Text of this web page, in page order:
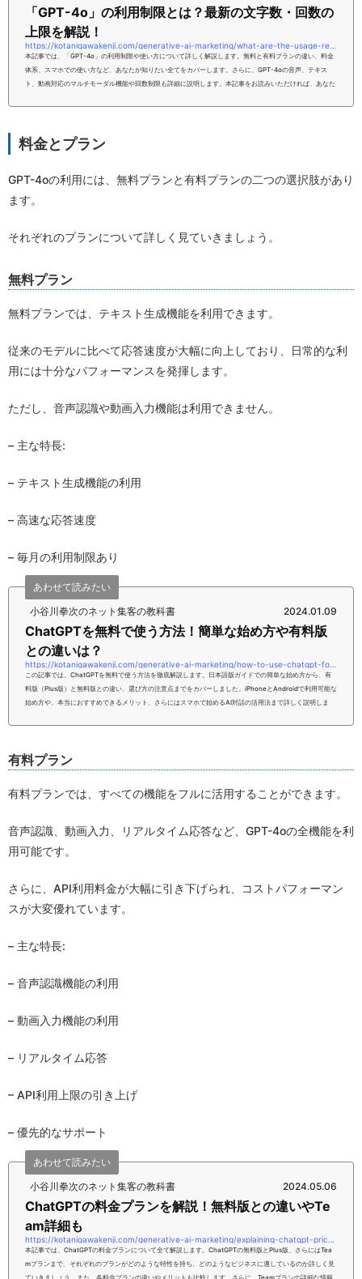
「GPT-4o」の利用制限とは？最新の文字数・回数の
上限を解説！
本記事では、「GPT-4o」の利用制限や使い方について詳しく解説します。無料と有料プランの違い、料金
体系、スマホでの使い方など、あなたが知りたい全てをカバーします。さらに、GPT-4oの音声、テキス
ト、動画対応のマルチモーダル機能や回数制限も詳細に説明します。本記事をお読みいただければ、あなた
料金とプラン
GPT-4oの利用には、無料プランと有料プランの二つの選択肢があり
ます。
それぞれのプランについて詳しく見ていきましょう。
無料プラン
無料プランでは、テキスト生成機能を利用できます。
従来のモデルに比べて応答速度が大幅に向上しており、日常的な利
用には十分なパフォーマンスを発揮します。
ただし、音声認識や動画入力機能は利用できません。
– 主な特長:
– テキスト生成機能の利用
– 高速な応答速度
– 毎月の利用制限あり
小谷川拳次のネット集客の教科書
あわせて読みたい
2024.01.09
ChatGPTを無料で使う方法！簡単な始め方や有料版
との違いは？
この記事では、ChatGPTを無料で使う方法を徹底解説します。日本語版ガイドでの簡単な始め方から、有
料版（Plus版）と無料版との違い、選び方の注意点までをカバーしました。iPhoneとAndroidで利用可能な
始め方や、本当におすすめできるメリット、さらにはスマホで始めるAI対話の活用法まで詳しく説明しま
有料プラン
有料プランでは、すべての機能をフルに活用することができます。
音声認識、動画入力、リアルタイム応答など、GPT-4oの全機能を利
用可能です。
さらに、API利用料金が大幅に引き下げられ、コストパフォーマン
スが大変優れています。
– 主な特長:
– 音声認識機能の利用
– 動画入力機能の利用
– リアルタイム応答
– API利用上限の引き上げ
– 優先的なサポート
小谷川拳次のネット集客の教科書
あわせて読みたい
2024.05.06
ChatGPTの料金プランを解説！無料版との違いやTe
am詳細も
本記事では、ChatGPTの料金プランについて全て解説します。ChatGPTの無料版とPlus版、さらにはTea
mプランまで、それぞれのプランがどのような特性を持ち、どのようなビジネスに適しているのか詳しく見
ていきましょう。また、各料金プランの違いやメリットも比較します。さらに、Teamプランの詳細な情報